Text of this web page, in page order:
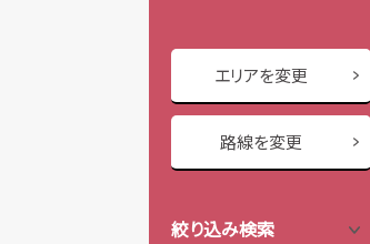
エリアを変更
路線を変更
絞り込み検索